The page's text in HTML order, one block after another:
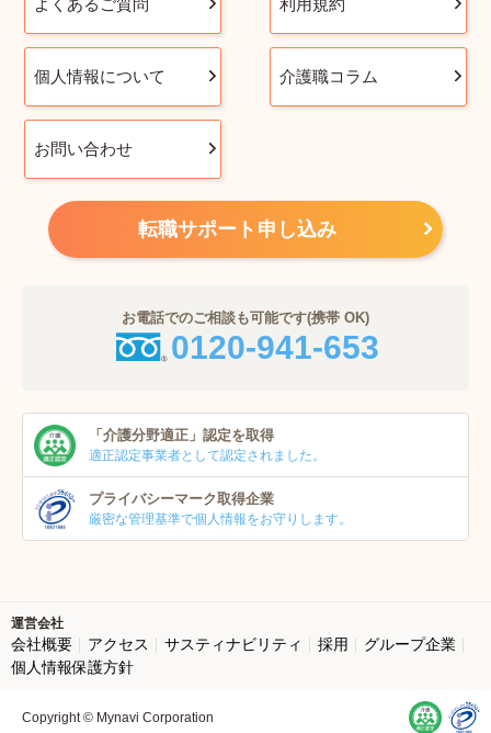
よくあるご質問 利用規約
個人情報について 介護職コラム
お問い合わせ
転職サポート申し込み
お電話でのご相談も可能です(携帯 OK)
0120-941-653
「介護分野適正」 認定を取得
適正認定事業者として認定されました。
プライバシーマーク取得企業
厳密な管理基準で個人情報をお守りします。
運営会社
会社概要 アクセス サスティナビリティ 採用
グループ企業
個人情報保護方針
Copyright © Mynavi Corporation